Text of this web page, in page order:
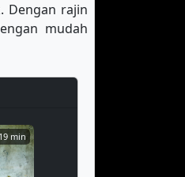
Dengan rajin
mudah
min